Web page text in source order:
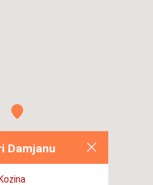
Damjanu